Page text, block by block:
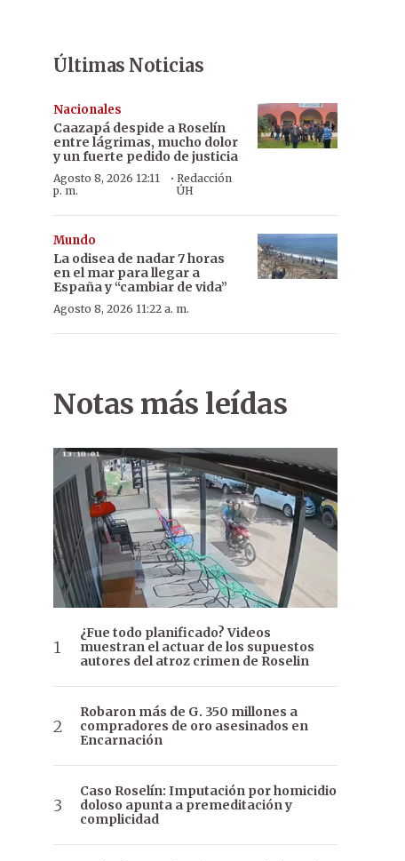
Últimas Noticias
Nacionales
Caazapá despide a Roselín
entre lágrimas, mucho dolor
y un fuerte pedido de justicia
Agosto 8, 2026 12:11
p. m.
· Redacción
ÚH
Mundo
La odisea de nadar 7 horas
en el mar para llegar a
España y “cambiar de vida”
Agosto 8, 2026 11:22 a. m.
Notas más leídas
¿Fue todo planificado? Videos
muestran el actuar de los supuestos
autores del atroz crimen de Roselin
Robaron más de G. 350 millones a
compradores de oro asesinados en
Encarnación
Caso Roselín: Imputación por homicidio
doloso apunta a premeditación y
complicidad